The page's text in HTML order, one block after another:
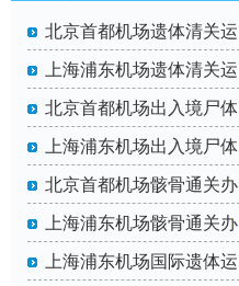
北京首都机场遗体清关运
上海浦东机场遗体清关运
北京首都机场出入境尸体
上海浦东机场出入境尸体
北京首都机场骸骨通关办
上海浦东机场骸骨通关办
上海浦东机场国际遗体运